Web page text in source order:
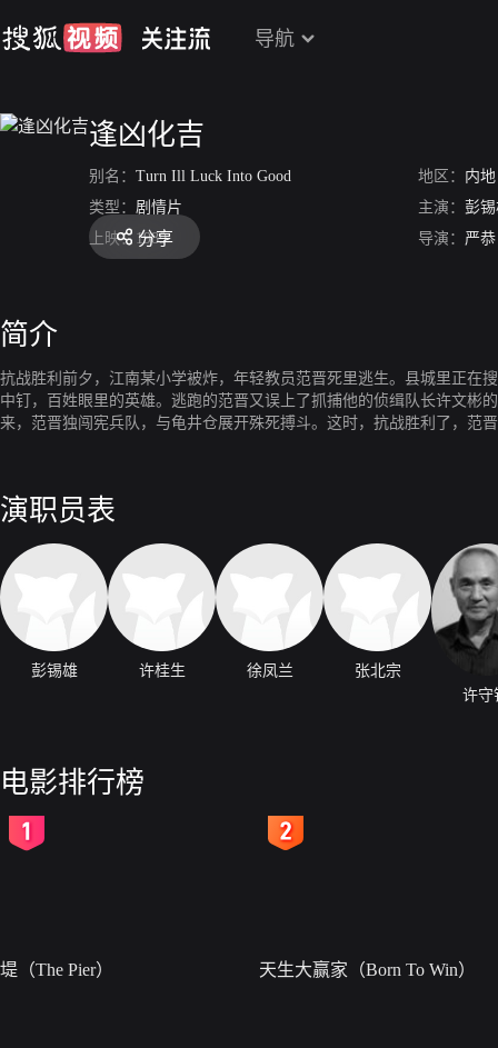
导航
逢凶化吉
别名： Turn Ill Luck Into Good 地区： 内地
类型： 剧情片 主演： 彭
上映： 1989 导演： 严恭
分享
简介
抗战胜利前夕，江南某小学被炸，年轻教员范晋死里逃生。县城里正在
中钉，百姓眼里的英雄。逃跑的范晋又误上了抓捕他的侦缉队长许文彬
来，范晋独闯宪兵队，与龟井仓展开殊死搏斗。这时，抗战胜利了，范
演职员表
彭锡雄 许桂生 徐凤兰
张北宗
许守
电影排行榜
堤（The Pier） 天生大赢家（Born To Win）